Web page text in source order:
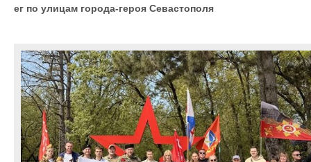
ег по улицам города-героя Севастополя